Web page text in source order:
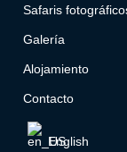
Safaris
Galería
Alojamiento
Contacto
English